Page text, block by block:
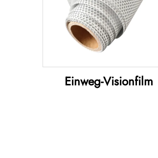
Einweg-Visionfilm